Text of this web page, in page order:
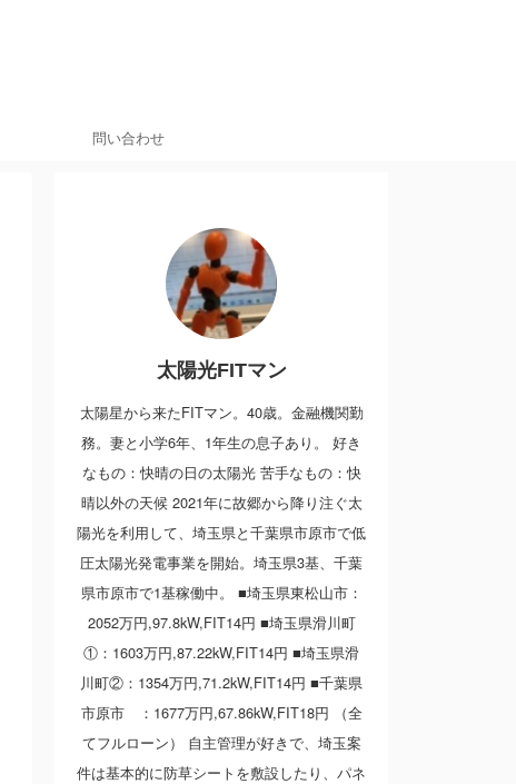
問い合わせ
太陽光FITマン
太陽星から来たFITマン。40歳。金融機関勤
務。妻と小学6年、1年生の息子あり。 好き
なもの：快晴の日の太陽光 苦手なもの：快
晴以外の天候 2021年に故郷から降り注ぐ太
陽光を利用して、埼玉県と千葉県市原市で低
圧太陽光発電事業を開始。埼玉県3基、千葉
県市原市で1基稼働中。 ■埼玉県東松山市：
2052万円,97.8kW,FIT14円 ■埼玉県滑川町
①：1603万円,87.22kW,FIT14円 ■埼玉県滑
川町②：1354万円,71.2kW,FIT14円 ■千葉県
市原市 ：1677万円,67.86kW,FIT18円 （全
てフルローン） 自主管理が好きで、埼玉案
件は基本的に防草シートを敷設したり、パネ